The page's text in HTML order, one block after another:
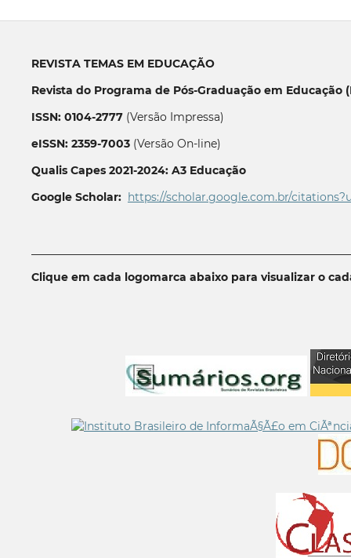
REVISTA TEMAS EM EDUCAÇÃO
Revista do Programa de Pós-Graduação em Educação
ISSN: 0104-2777(Versão Impressa)
eISSN: 2359-7003(Versão On-line)
Qualis Capes 2021-2024: A3 Educação
Google Scholar: https://scholar.google.com.br/
Clique em cada logomarca abaixo para visualizar o